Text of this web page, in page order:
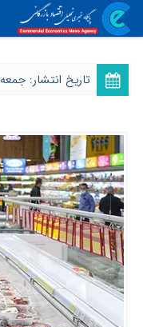
تاریخ انتشار: جمعه 02 خرداد 1404 - 12:25